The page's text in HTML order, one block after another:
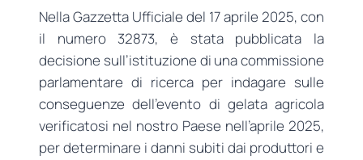
Nella Gazzetta Ufficiale del 17 aprile 2025, con
il numero 32873, è stata pubblicata la
decisione sull’istituzione di una commissione
parlamentare di ricerca per indagare sulle
conseguenze dell’evento di gelata agricola
verificatosi nel nostro Paese nell’aprile 2025,
per determinare i danni subiti dai produttori e